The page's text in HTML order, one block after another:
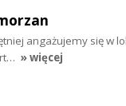
angażujemy się w
» więcej